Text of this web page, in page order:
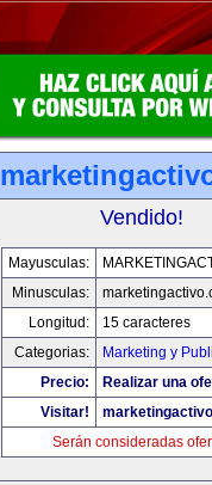
Vendido!
Mayusculas:
Minusculas:
Longitud:
15 caracteres
Categorias:
Marketing y
Precio:
Realizar una
Visitar!
Serán consideradas